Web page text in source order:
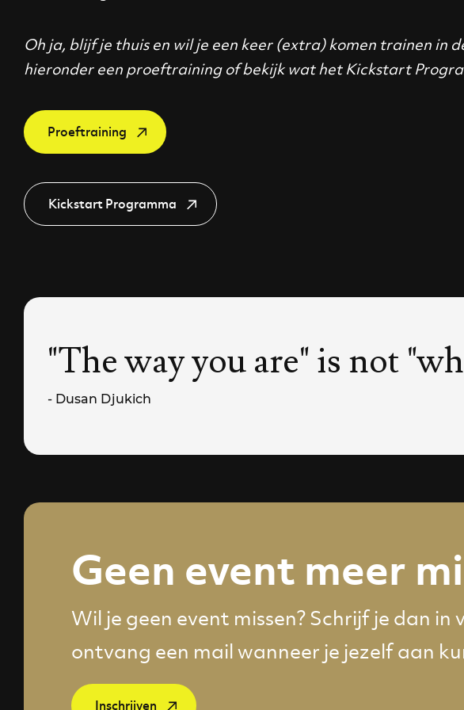
Oh ja, blijf je thuis en wil je een keer (extra) komen trainen in
hieronder een proeftraining of bekijk wat het Kickstart
Proeftraining
Kickstart Programma
"The way you are" is not
- Dusan Djukich
Geen event meer
Wil je geen event missen? Schrijf je dan in
ontvang een mail wanneer je jezelf aan
Inschrijven